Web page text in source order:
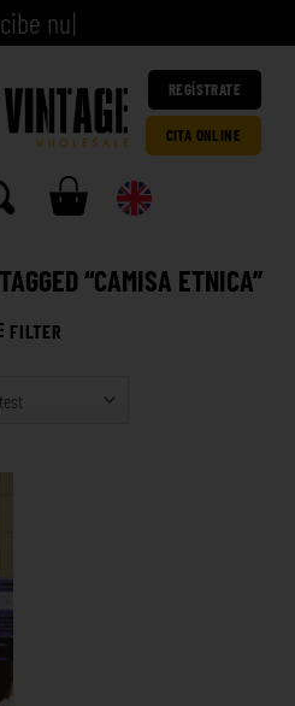
Rec
REGÍSTRATE
CITA ONLINE
“CAMISA ETNICA”
FILTER